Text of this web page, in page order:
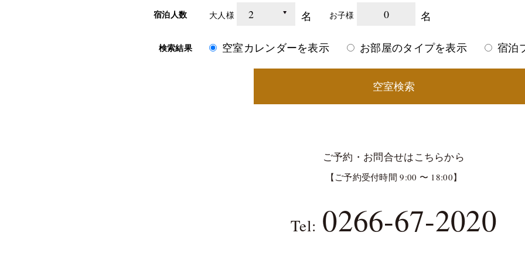
宿泊人数 大人様 名 お子様 0 名
検索結果 空室カレンダーを表示 お部屋のタイプを表示 宿泊
空室検索
ご予約・お問合せはこちらから
【ご予約受付時間 9:00 〜 18:00】
Tel: 0266-67-2020